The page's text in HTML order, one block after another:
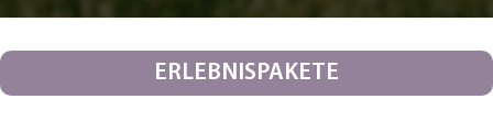
ERLEBNISPAKETE